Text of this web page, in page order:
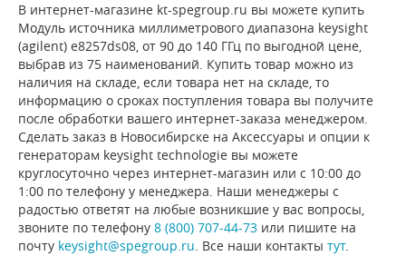
В интернет-магазине kt-spegroup.ru вы можете купить
Модуль источника миллиметрового диапазона keysight
(agilent) e8257ds08, от 90 до 140 ГГц по выгодной цене,
выбрав из 75 наименований. Купить товар можно из
наличия на складе, если товара нет на складе, то
информацию о сроках поступления товара вы получите
после обработки вашего интернет-заказа менеджером.
Сделать заказ в Новосибирске на Аксессуары и опции к
генераторам keysight technologie вы можете
круглосуточно через интернет-магазин или с 10:00 до
1:00 по телефону у менеджера. Наши менеджеры с
радостью ответят на любые возникшие у вас вопросы,
звоните по телефону 8 (800) 707-44-73 или пишите на
почту keysight@spegroup.ru. Все наши контакты тут.